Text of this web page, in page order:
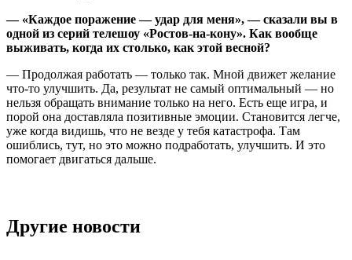
— «Каждое поражение — удар для меня», — сказали вы в
одной из серий телешоу «Ростов-на-кону». Как вообще
выживать, когда их столько, как этой весной?
— Продолжая работать — только так. Мной движет желание
что-то улучшить. Да, результат не самый оптимальный — но
нельзя обращать внимание только на него. Есть еще игра, и
порой она доставляла позитивные эмоции. Становится легче,
уже когда видишь, что не везде у тебя катастрофа. Там
ошиблись, тут, но это можно подработать, улучшить. И это
помогает двигаться дальше.
Другие новости